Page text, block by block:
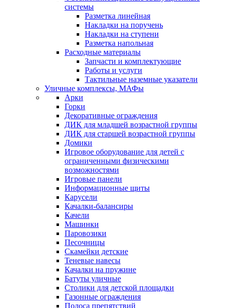
системы
Разметка линейная
Накладки на поручень
Накладки на ступени
Разметка напольная
Расходные материалы
Запчасти и комплектующие
Работы и услуги
Тактильные наземные указатели
Уличные комплексы, МАФы
Арки
Горки
Декоративные ограждения
ДИК для младшей возрастной группы
ДИК для старшей возрастной группы
Домики
Игровое оборудование для детей с
ограниченными физическими
возможностями
Игровые панели
Информационные щиты
Карусели
Качалки-балансиры
Качели
Машинки
Паровозики
Песочницы
Скамейки детские
Теневые навесы
Качалки на пружине
Батуты уличные
Столики для детской площадки
Газонные ограждения
Полоса препятствий